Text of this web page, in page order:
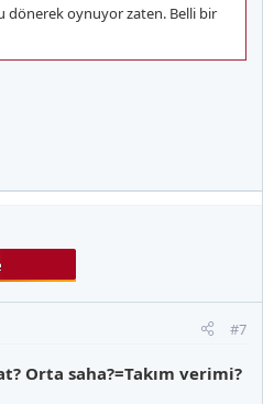
dönerek oynuyor zaten. Belli bir
#7
Orta saha?=Takım verimi?